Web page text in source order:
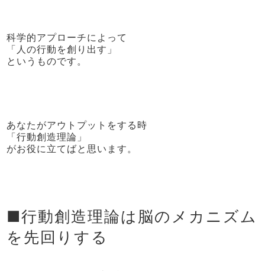
科学的アプローチによって
「人の行動を創り出す」
というものです。
あなたがアウトプットをする時
「行動創造理論」
がお役に立てばと思います。
■行動創造理論は脳のメカニズム
を先回りする